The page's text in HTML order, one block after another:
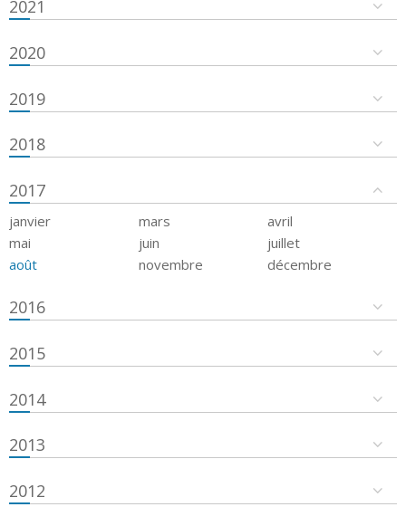
2021
2020
2019
2018
2017
janvier mars
avril
mai
juin
juillet
août
novembre décembre
2016
2015
2014
2013
2012